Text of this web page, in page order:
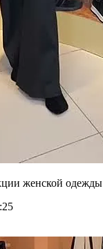
женской одежды